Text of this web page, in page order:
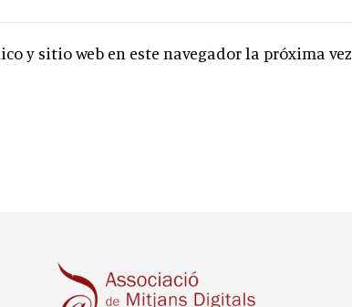
y sitio web en este navegador la próxima vez